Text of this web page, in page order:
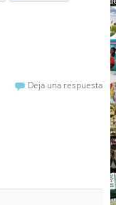
Deja una respuesta